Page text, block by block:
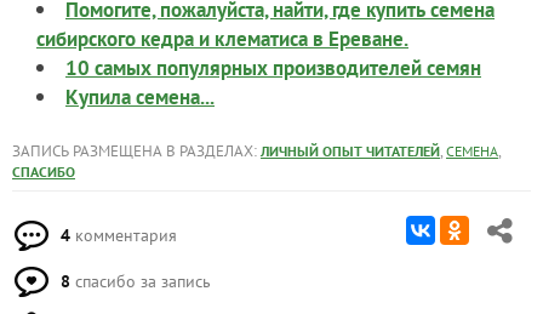
Помогите, пожалуйста, найти, где купить семена
сибирского кедра и клематиса в Ереване.
10 самых популярных производителей семян
Купила семена...
ЗАПИСЬ РАЗМЕЩЕНА В РАЗДЕЛАХ: ЛИЧНЫЙ ОПЫТ ЧИТАТЕЛЕЙ, СЕМЕНА,
СПАСИБО
4 комментария
8 спасибо за запись